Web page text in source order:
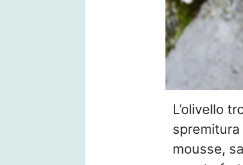
L’olivello
mousse,